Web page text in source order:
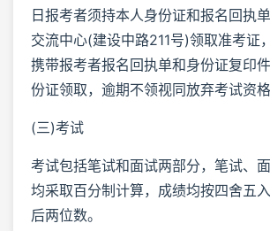
日报考者须持本人身份证和报名回执
交流中心(建设中路211号)领取准考证
携带报考者报名回执单和身份证复印
份证领取，逾期不领视同放弃考试资格
(三)考试
考试包括笔试和面试两部分，笔试、
均采取百分制计算，成绩均按四舍五
后两位数。